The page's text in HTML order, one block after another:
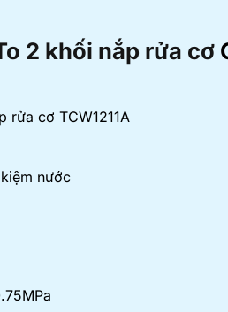
2 khối nắp rửa cơ
rửa cơ TCW1211A
nước